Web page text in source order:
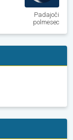
Padajoči
polmesec